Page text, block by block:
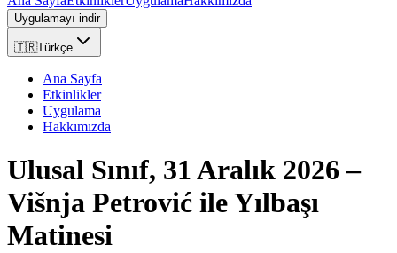
Uygulamayı indir
🇹🇷Türkçe
Ana Sayfa
Etkinlikler
Uygulama
Hakkımızda
Ulusal Sınıf, 31 Aralık 2026 –
Višnja Petrović ile Yılbaşı
Matinesi